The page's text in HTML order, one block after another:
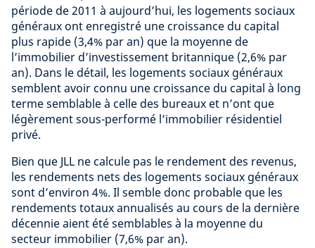
période de 2011 à aujourd’hui, les logements sociaux
généraux ont enregistré une croissance du capital
plus rapide (3,4% par an) que la moyenne de
l’immobilier d’investissement britannique (2,6% par
an). Dans le détail, les logements sociaux généraux
semblent avoir connu une croissance du capital à long
terme semblable à celle des bureaux et n’ont que
légèrement sous-performé l’immobilier résidentiel
privé.
Bien que JLL ne calcule pas le rendement des revenus,
les rendements nets des logements sociaux généraux
sont d’environ 4%. Il semble donc probable que les
rendements totaux annualisés au cours de la dernière
décennie aient été semblables à la moyenne du
secteur immobilier (7,6% par an).